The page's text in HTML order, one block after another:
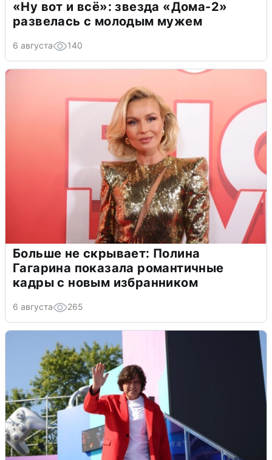
«Ну вот и всё»: звезда «Дома-2»
развелась с молодым мужем
6 августа 140
Больше не скрывает: Полина
Гагарина показала романтичные
кадры с новым избранником
6 августа 265